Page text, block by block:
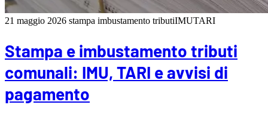
21 maggio 2026 stampa imbustamento tributiIMUTARI
Stampa e imbustamento tributi
comunali: IMU, TARI e avvisi di
pagamento